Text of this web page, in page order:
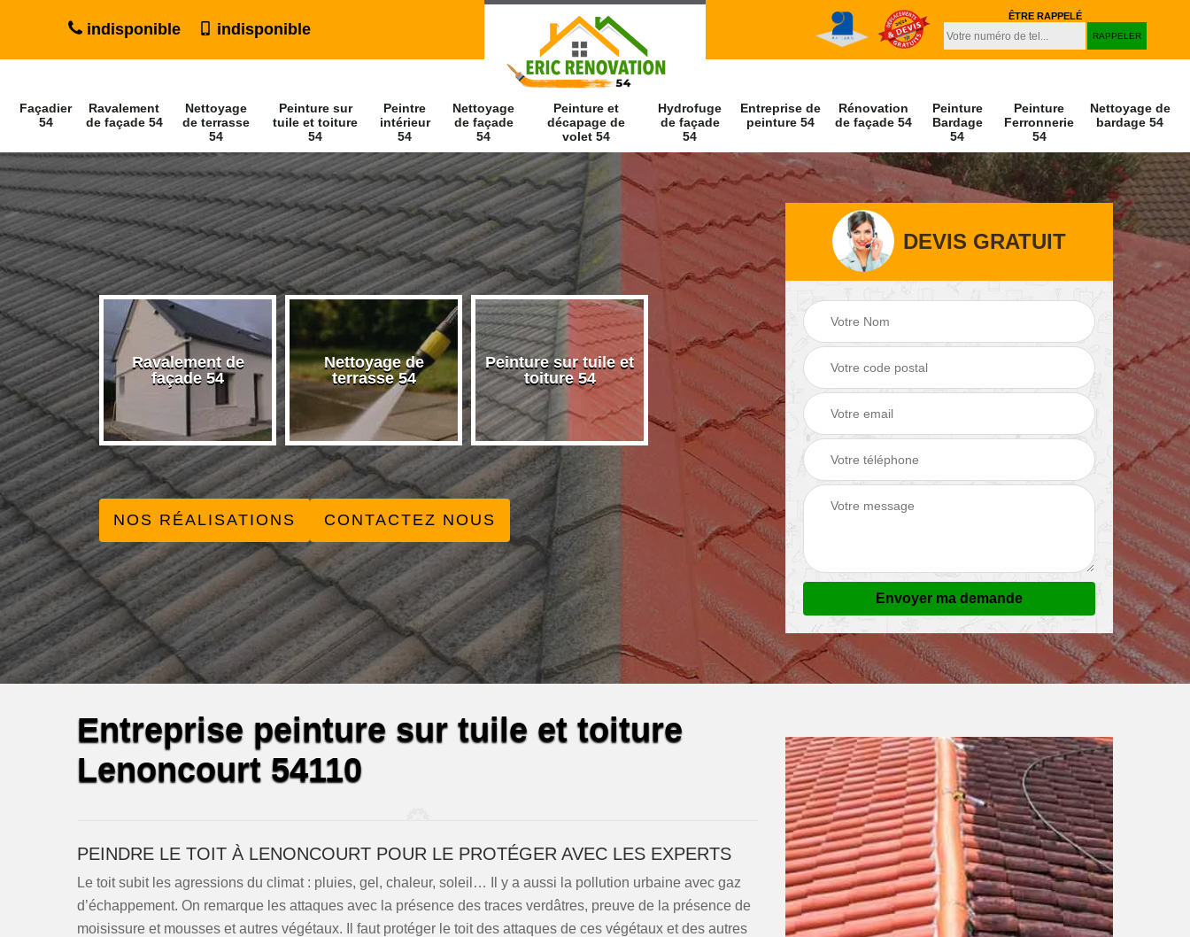
indisponible indisponible
ÊTRE RAPPELÉ
Façadier
54
Ravalement
de façade 54
Nettoyage
de terrasse
54
Peinture sur
tuile et toiture
54
Peintre
intérieur
54
Nettoyage
de façade
54
Peinture et
décapage de
volet 54
Hydrofuge
de façade
54
Entreprise de
peinture 54
Rénovation
de façade 54
Peinture
Bardage
54
Peinture
Ferronnerie
54
Nettoyage de
bardage 54
54
Ravalement de
façade 54
Nettoyage de
terrasse 54
Peinture sur tuile et
toiture 54
Peintre intérieur 54
Nettoyage de
façade 54
Peinture et
décapage de volet
54
NOS RÉALISATIONS CONTACTEZ NOUS
DEVIS GRATUIT
Entreprise peinture sur tuile et toiture
Lenoncourt 54110
PEINDRE LE TOIT À LENONCOURT POUR LE PROTÉGER AVEC LES EXPERTS
Le toit subit les agressions du climat : pluies, gel, chaleur, soleil… Il y a aussi la pollution urbaine avec gaz
d’échappement. On remarque les attaques avec la présence des traces verdâtres, preuve de la présence de
moisissure et mousses et autres végétaux. Il faut protéger le toit des attaques de ces végétaux et des autres